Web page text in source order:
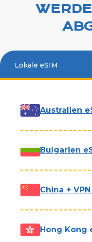
Lokale eSIM
Australien
Bulgarien
China +
Hong Kong